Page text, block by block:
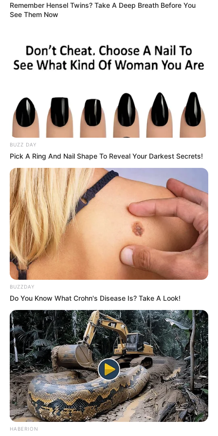
EMAIL ΑΚΟΛΟΥΘΉΣΤΕ
ΣΠΑΜΕ ΤΟ ΜΑΤΡΙΞ – ΤΟ ΒΙΒΛΙΟ
Remember Hensel Twins? Take A Deep Breath Before You
See Them Now
BUZZ DAY
Pick A Ring And Nail Shape To Reveal Your Darkest Secrets!
BUZZDAY
Do You Know What Crohn's Disease Is? Take A Look!
HABERION